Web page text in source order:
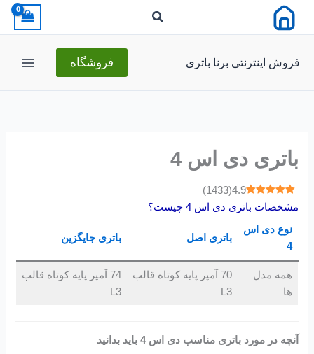
فروش اینترنتی برنا باتری فروشگاه
باتری دی اس 4
4.9
(
1433
)
مشخصات باتری دی اس 4 چیست؟
نوع دی اس
4
باتری اصل باتری جایگزین
همه مدل
ها
70 آمپر پایه کوتاه قالب
L3
74 آمپر پایه کوتاه قالب
L3
آنچه در مورد باتری مناسب دی اس 4 باید بدانید